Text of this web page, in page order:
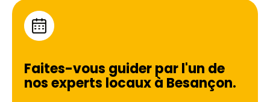
Faites-vous guider par l'un de
nos experts locaux à Besançon.